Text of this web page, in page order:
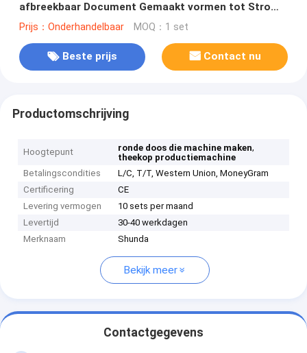
afbreekbaar Document Gemaakt vormen tot Stro
die voor Dranken maken
Prijs：Onderhandelbaar MOQ：1 set
Beste prijs Contact nu
Productomschrijving
Hoogtepunt ronde doos die machine maken,
theekop productiemachine
Betalingscondities
L/C, T/T, Western Union, MoneyGram
Certificering
CE
Levering vermogen
10 sets per maand
Levertijd
30-40 werkdagen
Merknaam
Shunda
Bekijk meer
Contactgegevens